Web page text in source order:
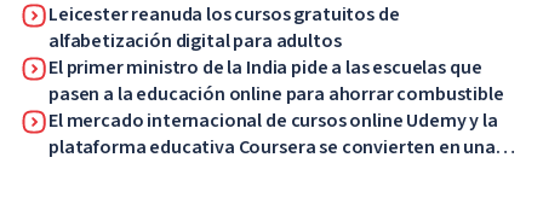
Leicester reanuda los cursos gratuitos de
alfabetización digital para adultos
El primer ministro de la India pide a las escuelas que
pasen a la educación online para ahorrar combustible
El mercado internacional de cursos online Udemy y la
plataforma educativa Coursera se convierten en una